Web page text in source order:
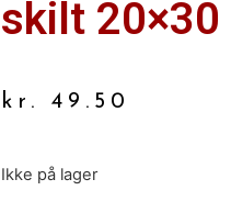
skilt 20×30
kr. 49.50
Ikke på lager